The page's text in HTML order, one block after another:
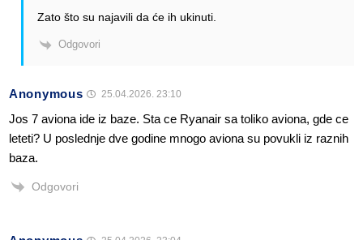
Zato što su najavili da će ih ukinuti.
Odgovori
Anonymous 25.04.2026. 23:10
Jos 7 aviona ide iz baze. Sta ce Ryanair sa toliko aviona, gde ce
leteti? U poslednje dve godine mnogo aviona su povukli iz raznih
baza.
Odgovori